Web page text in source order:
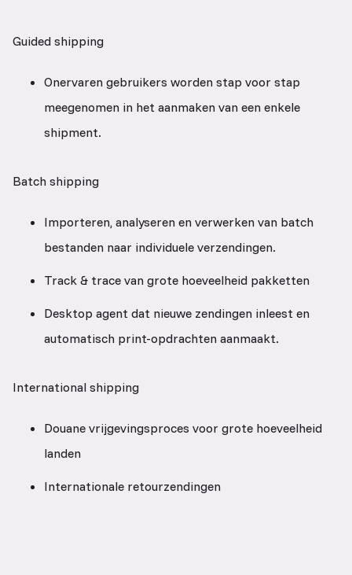
Guided shipping
Onervaren gebruikers worden stap voor stap
meegenomen in het aanmaken van een enkele
shipment.
Batch shipping
Importeren, analyseren en verwerken van batch
bestanden naar individuele verzendingen.
Track & trace van grote hoeveelheid pakketten
Desktop agent dat nieuwe zendingen inleest en
automatisch print-opdrachten aanmaakt.
International shipping
Douane vrijgevingsproces voor grote hoeveelheid
landen
Internationale retourzendingen